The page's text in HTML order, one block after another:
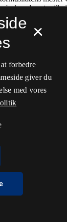
×
forbedre
giver du
med vores